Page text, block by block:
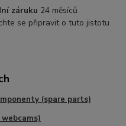
záruku 24 měsíců
se připravit o tuto jistotu
(spare parts)